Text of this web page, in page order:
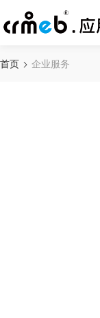
首页 企业服务